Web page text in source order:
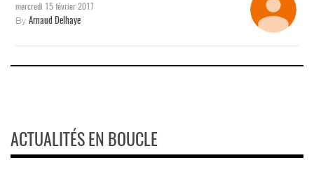
mercredi 15 février 2017
By Arnaud Delhaye
ACTUALITÉS EN BOUCLE